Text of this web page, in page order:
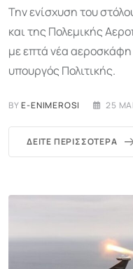
Την ενίσχυση του
και της Πολεμικής
με επτά νέα
υπουργός Πολιτικής.
BYE-ENIMEROSI 25
ΔΕΊΤΕ ΠΕΡΙΣΣΌΤΕΡΑ